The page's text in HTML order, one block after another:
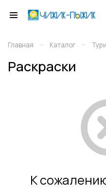
Главная – Каталог –
Раскраски
К